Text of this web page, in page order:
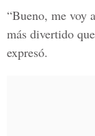
“Bueno, me voy
más divertido
expresó.